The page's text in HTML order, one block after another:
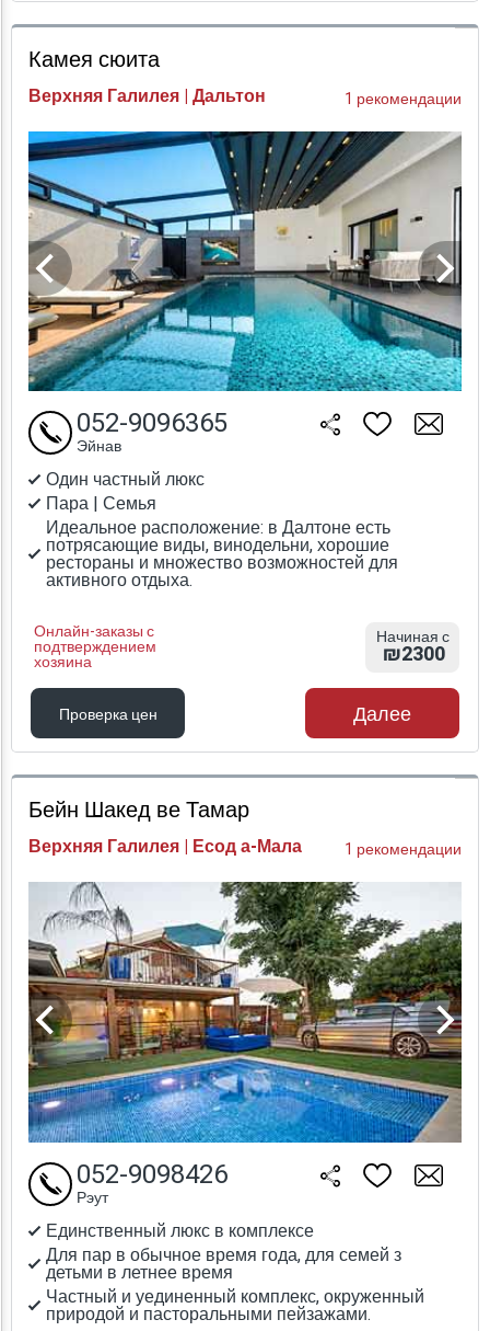
Проверка цен
Камея сюита
Верхняя Галилея | Дальтон 1 рекомендации
Один частный люкс
Пара | Семья
Идеальное расположение: в Далтоне есть
потрясающие виды, винодельни, хорошие
рестораны и множество возможностей для
активного отдыха.
Онлайн-заказы с
подтверждением
хозяина
052-9096365
Эйнав
Начиная с
₪2300
Проверка цен
Проверка цен
Далее
Бейн Шакед ве Тамар
Верхняя Галилея | Есод а-Мала 1 рекомендации
Единственный люкс в комплексе
Для пар в обычное время года, для семей з
детьми в летнее время
Частный и уединенный комплекс, окруженный
природой и пасторальными пейзажами.
052-9098426
Рэут